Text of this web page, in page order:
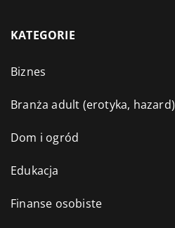
KATEGORIE
Biznes
Branża adult (erotyka, hazard)
Dom i ogród
Edukacja
Finanse osobiste